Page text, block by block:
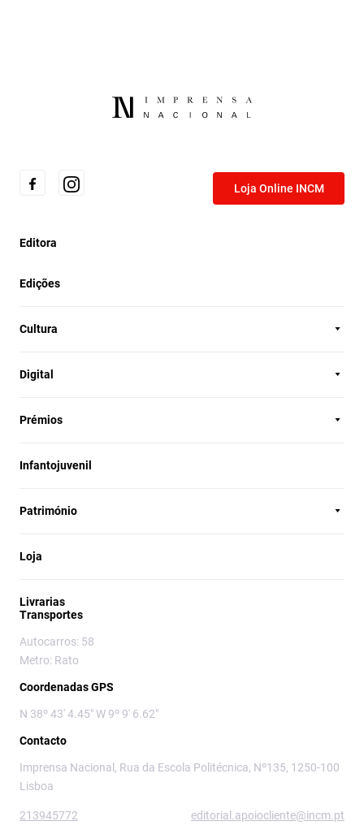
Loja Online INCM
Editora
Edições
Cultura
Digital
Prémios
Infantojuvenil
Património
Loja
Livrarias
Transportes
Autocarros: 58
Metro: Rato
Coordenadas GPS
N 38º 43' 4.45" W 9º 9' 6.62"
Contacto
Imprensa Nacional, Rua da Escola Politécnica, Nº135, 1250-100
Lisboa
213945772 editorial.apoiocliente@incm.pt